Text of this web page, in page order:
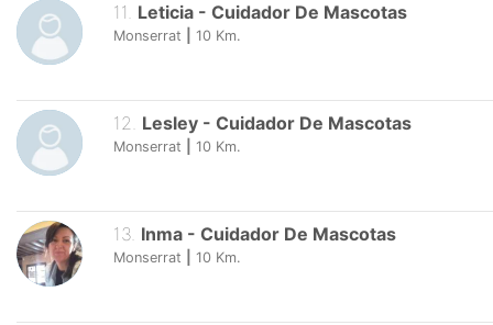
11 Leticia - Cuidador De Mascotas
Monserrat 10 Km.
12 Lesley - Cuidador De Mascotas
Monserrat 10 Km.
13. Inma - Cuidador De Mascotas
Monserrat 10 Km.